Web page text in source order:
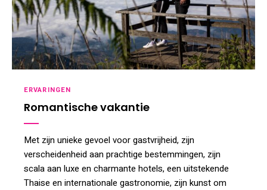
ERVARINGEN
Romantische vakantie
Met zijn unieke gevoel voor gastvrijheid, zijn
verscheidenheid aan prachtige bestemmingen, zijn
scala aan luxe en charmante hotels, een uitstekende
Thaise en internationale gastronomie, zijn kunst om